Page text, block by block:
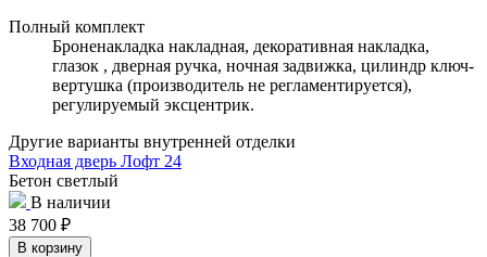
Полный комплект
Броненакладка накладная, декоративная накладка,
глазок , дверная ручка, ночная задвижка, цилиндр ключ-
вертушка (производитель не регламентируется),
регулируемый эксцентрик.
Другие варианты внутренней отделки
Входная дверь Лофт 24
Бетон светлый
В наличии
38 700 ₽
В корзину